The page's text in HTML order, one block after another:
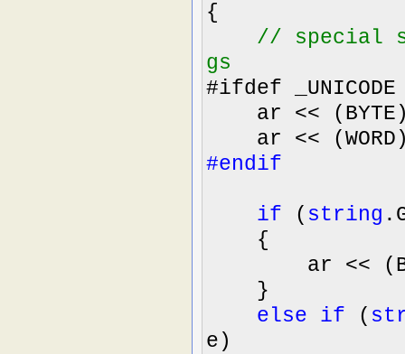
{
// special
gs
#ifdef _UNICODE
ar <<
ar <<
#endif
if ( string
{
ar <<
}
else
if (
e)